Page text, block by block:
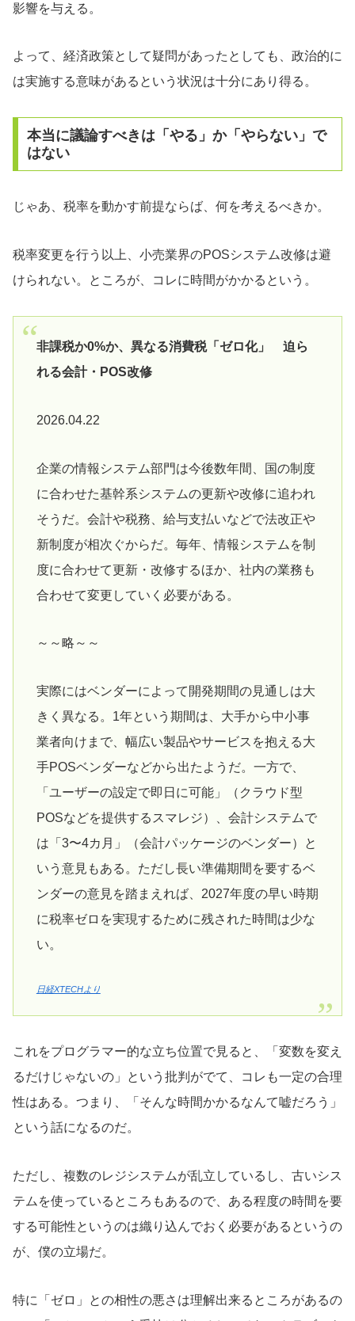
影響を与える。
よって、経済政策として疑問があったとしても、政治的に
は実施する意味があるという状況は十分にあり得る。
本当に議論すべきは「やる」か「やらない」で
はない
じゃあ、税率を動かす前提ならば、何を考えるべきか。
税率変更を行う以上、小売業界のPOSシステム改修は避
けられない。ところが、コレに時間がかかるという。
非課税か0%か、異なる消費税「ゼロ化」 迫ら
れる会計・POS改修
2026.04.22
企業の情報システム部門は今後数年間、国の制度
に合わせた基幹系システムの更新や改修に追われ
そうだ。会計や税務、給与支払いなどで法改正や
新制度が相次ぐからだ。毎年、情報システムを制
度に合わせて更新・改修するほか、社内の業務も
合わせて変更していく必要がある。
～～略～～
実際にはベンダーによって開発期間の見通しは大
きく異なる。1年という期間は、大手から中小事
業者向けまで、幅広い製品やサービスを抱える大
手POSベンダーなどから出たようだ。一方で、
「ユーザーの設定で即日に可能」（クラウド型
POSなどを提供するスマレジ）、会計システムで
は「3〜4カ月」（会計パッケージのベンダー）と
いう意見もある。ただし長い準備期間を要するベ
ンダーの意見を踏まえれば、2027年度の早い時期
に税率ゼロを実現するために残された時間は少な
い。
日経XTECHより
これをプログラマー的な立ち位置で見ると、「変数を変え
るだけじゃないの」という批判がでて、コレも一定の合理
性はある。つまり、「そんな時間かかるなんて嘘だろう」
という話になるのだ。
ただし、複数のレジシステムが乱立しているし、古いシス
テムを使っているところもあるので、ある程度の時間を要
する可能性というのは織り込んでおく必要があるというの
が、僕の立場だ。
特に「ゼロ」との相性の悪さは理解出来るところがあるの